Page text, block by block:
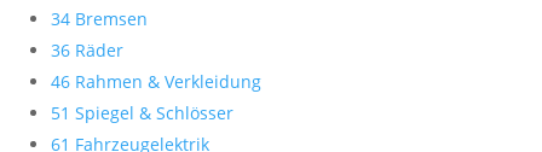
34 Bremsen
36 Räder
46 Rahmen & Verkleidung
51 Spiegel & Schlösser
61 Fahrzeugelektrik